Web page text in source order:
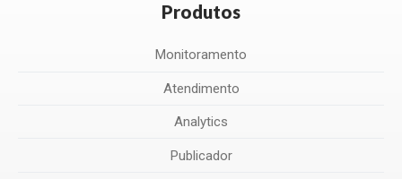
Produtos
Monitoramento
Atendimento
Analytics
Publicador